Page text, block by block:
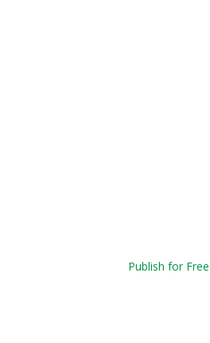
Publish for Free